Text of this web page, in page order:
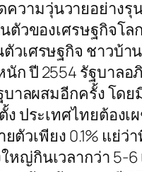
วามวุ่นวายอย่าง
ตัวของเศรษฐกิจโ
วเศรษฐกิจ ชาว
ปี 2554 รัฐบาล
าลผสมอีกครั้ง โด
ง ประเทศไทยต้อ
วเพียง 0.1% แย่
ญ่กินเวลากว่า 5-